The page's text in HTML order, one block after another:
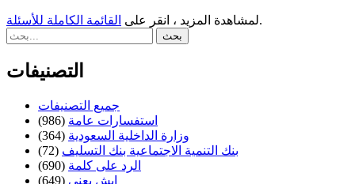
لمشاهدة المزيد ، انقر على القائمة الكاملة للأسئلة .
التصنيفات
جميع التصنيفات
استفسارات عامة (986)
وزارة الداخلية السعودية (364)
بنك التنمية الاجتماعية بنك التسليف (72)
الرد على كلمة (690)
ايش يعني (649)